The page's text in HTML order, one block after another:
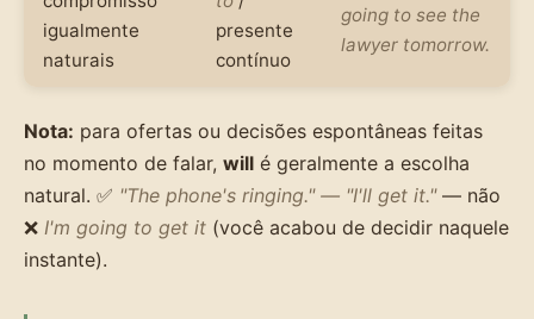
igualmente
naturais
presente
contínuo
going to see the
lawyer tomorrow.
Nota: para ofertas ou decisões espontâneas feitas
no momento de falar, will é geralmente a escolha
natural. ✅ "The phone's ringing." — "I'll get it."— não
❌ I'm going to get it (você acabou de decidir naquele
instante).